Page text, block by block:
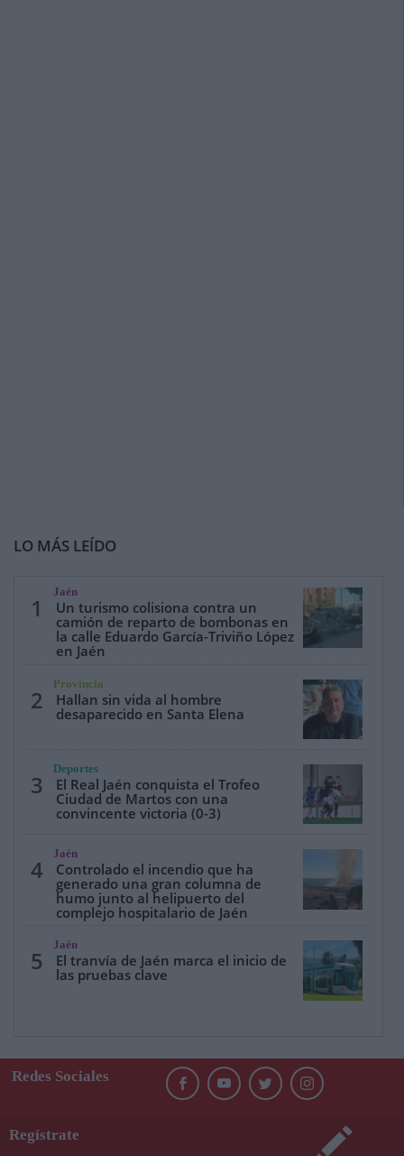
LO MÁS LEÍDO
1
Jaén
Un turismo colisiona contra un
camión de reparto de bombonas en
la calle Eduardo García-Triviño López
en Jaén
2
Provincia
Hallan sin vida al hombre
desaparecido en Santa Elena
3
Deportes
El Real Jaén conquista el Trofeo
Ciudad de Martos con una
convincente victoria (0-3)
4
Jaén
Controlado el incendio que ha
generado una gran columna de
humo junto al helipuerto del
complejo hospitalario de Jaén
5
Jaén
El tranvía de Jaén marca el inicio de
las pruebas clave
Redes Sociales
Regístrate